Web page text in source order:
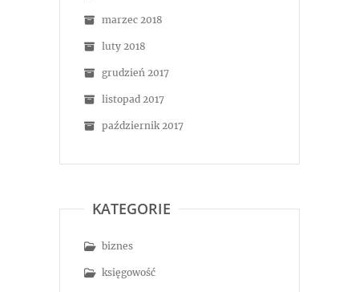
marzec 2018
luty 2018
grudzień 2017
listopad 2017
październik 2017
KATEGORIE
biznes
księgowość